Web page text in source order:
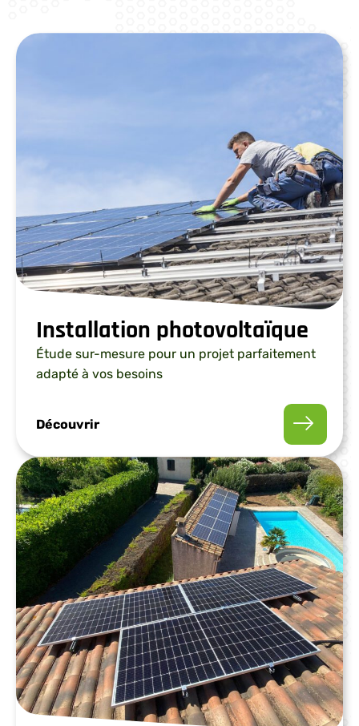
Installation photovoltaïque
Étude sur-mesure pour un projet parfaitement
adapté à vos besoins
Découvrir